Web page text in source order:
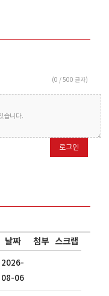
(0 / 500 글자)
습니다.
로그인
날짜 첨부 스크랩
2026-
08-06